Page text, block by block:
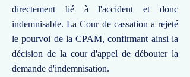
directement lié à l'accident et donc
indemnisable. La Cour de cassation a rejeté
le pourvoi de la CPAM, confirmant ainsi la
décision de la cour d'appel de débouter la
demande d'indemnisation.